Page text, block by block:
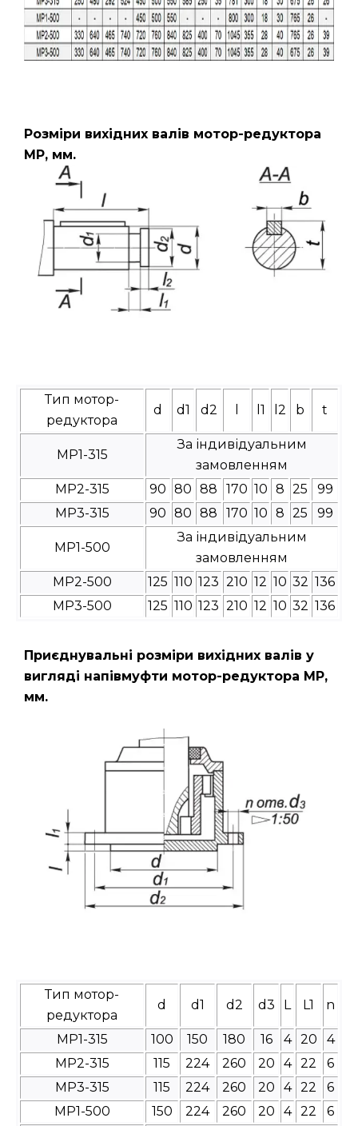
Розміри вихідних валів мотор-редуктора
МР, мм.
Тип мотор-
редуктора
d d1 d2 l1 l2 b t
МР1-315
За індивідуальним
замовленням
МР2-315
90 80 88 170 10 8 25
99
МР3-315
90 80 88 170 10 8 25 99
МР1-500
За індивідуальним
замовленням
МР2-500
125 110 123 210 12 10 32 136
МР3-500
125 110 123 210 12 10 32 136
Приєднувальні розміри вихідних валів у
вигляді напівмуфти мотор-редуктора МР,
мм.
Тип мотор-
редуктора
d d1 d2 d3 L L1 n
МР1-315 100 150 180 16 4 20
4
МР2-315
115 224 260 20 4 22
6
МР3-315
115 224 260 20 4 22
6
МР1-500
150 224 260 20 4 22 6